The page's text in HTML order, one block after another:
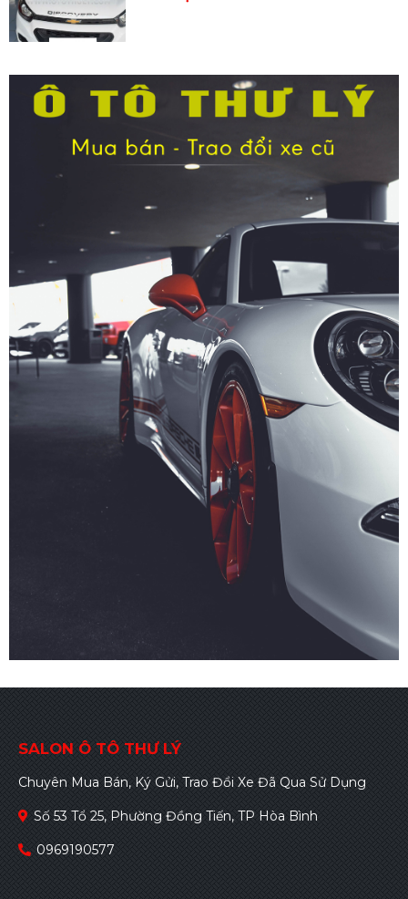
SALON Ô TÔ THƯ LÝ
Chuyên Mua Bán, Ký Gửi, Trao Đổi Xe Đã Qua Sử Dụng
Số 53 Tổ 25, Phường Đồng Tiến, TP Hòa Bình
0969190577